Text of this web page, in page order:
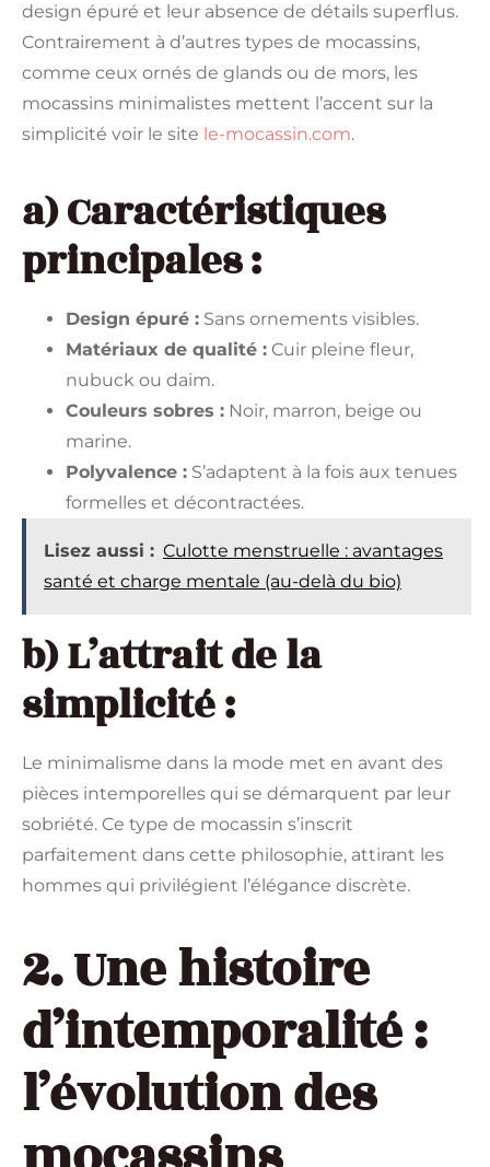
design épuré et leur absence de détails superflus.
Contrairement à d’autres types de mocassins,
comme ceux ornés de glands ou de mors, les
mocassins minimalistes mettent l’accent sur la
simplicité voir le site le-mocassin.com.
a) Caractéristiques
principales :
Design épuré : Sans ornements visibles.
Matériaux de qualité : Cuir pleine fleur,
nubuck ou daim.
Couleurs sobres : Noir, marron, beige ou
marine.
Polyvalence : S’adaptent à la fois aux tenues
formelles et décontractées.
Lisez aussi : Culotte menstruelle : avantages
santé et charge mentale (au-delà du bio)
b) L’attrait de la
simplicité :
Le minimalisme dans la mode met en avant des
pièces intemporelles qui se démarquent par leur
sobriété. Ce type de mocassin s’inscrit
parfaitement dans cette philosophie, attirant les
hommes qui privilégient l’élégance discrète.
2. Une histoire
d’intemporalité :
l’évolution des